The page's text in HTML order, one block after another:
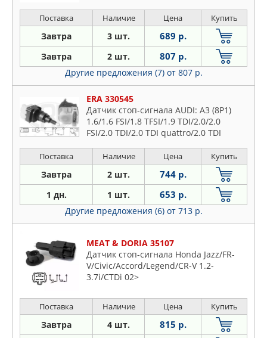
Поставка Наличие Цена Купить
Завтра 3 шт. 689 р.
Завтра 2 шт. 807 р.
Другие предложения (7) от 807 р.
ERA 330545
Датчик стоп-сигнала AUDI: A3 (8P1)
1.6/1.6 FSI/1.8 TFSI/1.9 TDI/2.0/2.0
FSI/2.0 TDI/2.0 TDI quattro/2.0 TDI
quattro/2.0 TFSI/2.0 TFSI
Поставка Наличие Цена Купить
Завтра 2 шт. 744 р.
1 дн. 1 шт. 653 р.
Другие предложения (6) от 713 р.
MEAT & DORIA 35107
Датчик стоп-сигнала Honda Jazz/FR-
V/Civic/Accord/Legend/CR-V 1.2-
3.7i/CTDi 02>
Поставка Наличие Цена Купить
Завтра 4 шт. 815 р.